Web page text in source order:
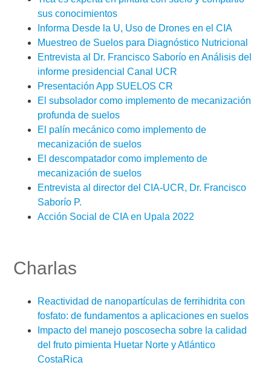
sus conocimientos
Informa Desde la U, Uso de Drones en el CIA
Muestreo de Suelos para Diagnóstico Nutricional
Entrevista al Dr. Francisco Saborío en Análisis del
informe presidencial Canal UCR
Presentación App SUELOS CR
El subsolador como implemento de mecanización
profunda de suelos
El palín mecánico como implemento de
mecanización de suelos
El descompatador como implemento de
mecanización de suelos
Entrevista al director del CIA-UCR, Dr. Francisco
Saborío P.
Acción Social de CIA en Upala 2022
Charlas
Reactividad de nanopartículas de ferrihidrita con
fosfato: de fundamentos a aplicaciones en suelos
Impacto del manejo poscosecha sobre la calidad
del fruto pimienta Huetar Norte y Atlántico
CostaRica